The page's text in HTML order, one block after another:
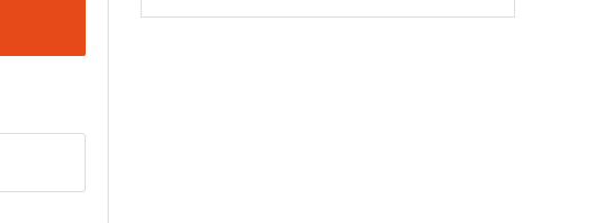
响；<&list>3.稳定器的转向胶套和球头